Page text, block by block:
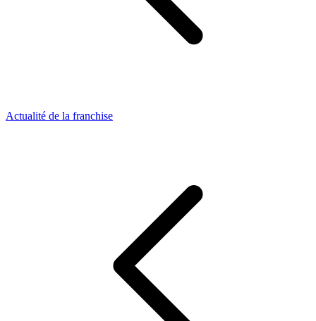
Actualité de la franchise